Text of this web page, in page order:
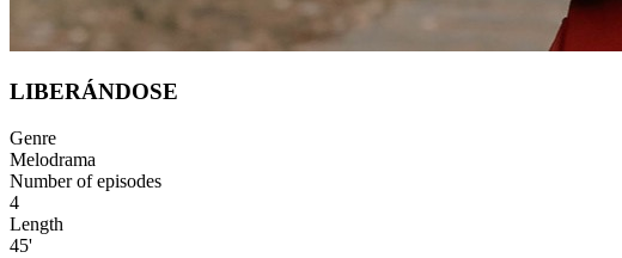
LIBERÁNDOSE
Genre
Melodrama
Number of episodes
4
Length
45'